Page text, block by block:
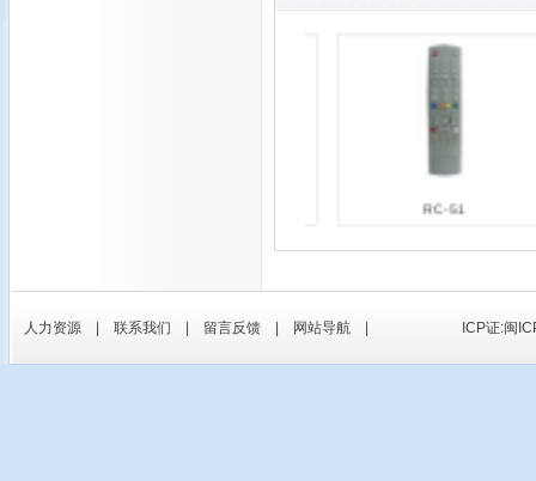
RC-51
人力资源 联系我们 留言反馈 网站导航 ICP证:闽